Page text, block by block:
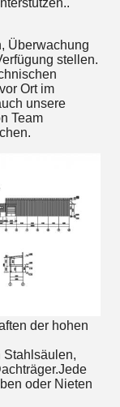
Überwachung
stellen.
Ort im
unsere
Team
der hohen
oder Nieten